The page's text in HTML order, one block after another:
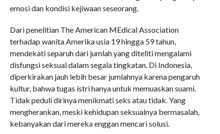
emosi dan kondisi kejiwaan seseorang.
Dari penelitian The American MEdical Association
terhadap wanita Amerika usia 19 hingga 59 tahun,
mendekati separuh dari jumlah yang diteliti mengalami
disfungsi seksual dalam segala tingkatan. Di Indonesia,
diperkirakan jauh lebih besar jumlahnya karena pengaruh
kultur, bahwa tugas istri hanya untuk memuaskan suami.
Tidak peduli dirinya menikmati seks atau tidak. Yang
mengherankan, meski kehidupan seksualnya bermasalah,
kebanyakan dari mereka enggan mencari solusi.